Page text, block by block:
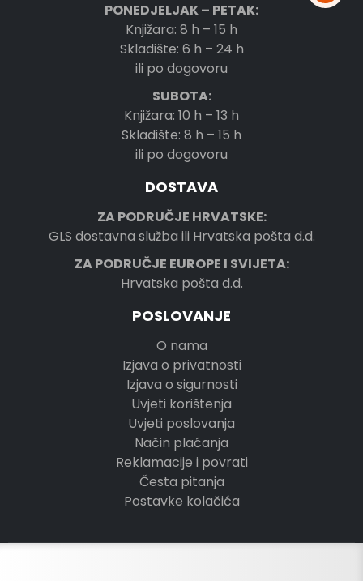
PONEDJELJAK – PETAK:
Knjižara: 8 h – 15 h
Skladište: 6 h – 24 h
ili po dogovoru
SUBOTA:
Knjižara: 10 h – 13 h
Skladište: 8 h – 15 h
ili po dogovoru
DOSTAVA
ZA PODRUČJE HRVATSKE:
GLS dostavna služba ili Hrvatska pošta d.d.
ZA PODRUČJE EUROPE I SVIJETA:
Hrvatska pošta d.d.
POSLOVANJE
O nama
Izjava o privatnosti
Izjava o sigurnosti
Uvjeti korištenja
Uvjeti poslovanja
Način plaćanja
Reklamacije i povrati
Česta pitanja
Postavke kolačića